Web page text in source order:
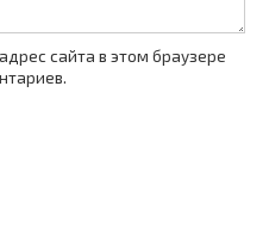
сайта в этом браузере